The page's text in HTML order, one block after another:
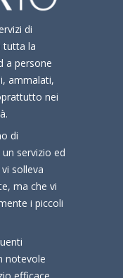
di
tutta la
a persone
ammalati,
nei
di
servizio ed
solleva
ma che vi
i piccoli
notevole